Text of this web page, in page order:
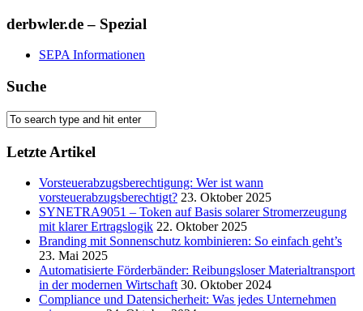
derbwler.de – Spezial
SEPA Informationen
Suche
Letzte Artikel
Vorsteuerabzugsberechtigung: Wer ist wann
vorsteuerabzugsberechtigt? 23. Oktober 2025
SYNETRA9051 – Token auf Basis solarer Stromerzeugung
mit klarer Ertragslogik 22. Oktober 2025
Branding mit Sonnenschutz kombinieren: So einfach geht’s
23. Mai 2025
Automatisierte Förderbänder: Reibungsloser Materialtransport
in der modernen Wirtschaft 30. Oktober 2024
Compliance und Datensicherheit: Was jedes Unternehmen